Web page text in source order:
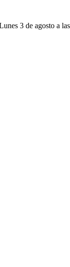
3 de agosto a las